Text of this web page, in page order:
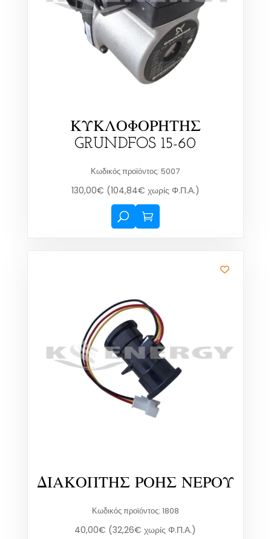
ΚΥΚΛΟΦΟΡΗΤΗΣ
GRUNDFOS 15-60
Κωδικός προϊόντος: 5007
130,00€ (104,84€ χωρίς Φ.Π.Α.)
ΔΙΑΚΟΠΤΗΣ ΡΟΗΣ ΝΕΡΟΥ
Κωδικός προϊόντος: 1808
40,00€ (32,26€ χωρίς Φ.Π.Α.)